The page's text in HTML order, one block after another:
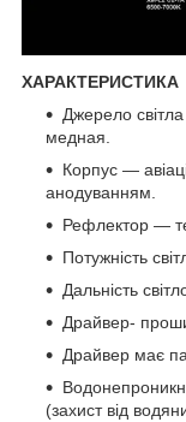
ХАРАКТЕРИСТИКА
Джерело
медная.
Корпус —
анодуванням.
Рефлектор —
Потужність
Дальність
Драйвер-
Драйвер має
(захист від